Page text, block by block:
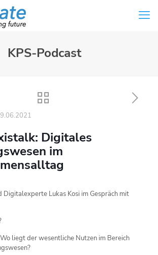
KPS-Podcast
Digitales
im
Digitalexperte Lukas Kosi im Gespräch mit
liegt der wesentliche Nutzen im Bereich